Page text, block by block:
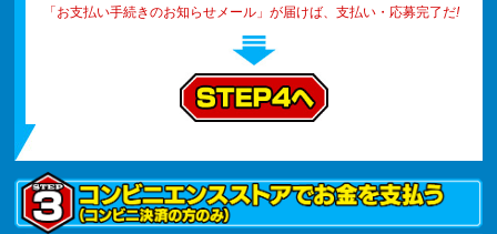
「お支払い手続きのお知らせメール」が届けば、支払い・応募完了だ!